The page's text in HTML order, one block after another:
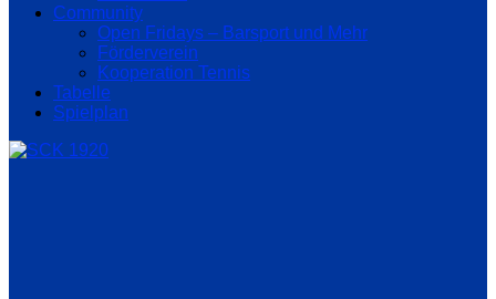
Community
Open Fridays – Barsport und Mehr
Förderverein
Kooperation Tennis
Tabelle
Spielplan